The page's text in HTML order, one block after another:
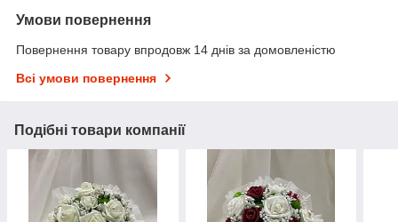
Умови повернення
Повернення товару впродовж 14 днів за домовленістю
Всі умови повернення
Подібні товари компанії